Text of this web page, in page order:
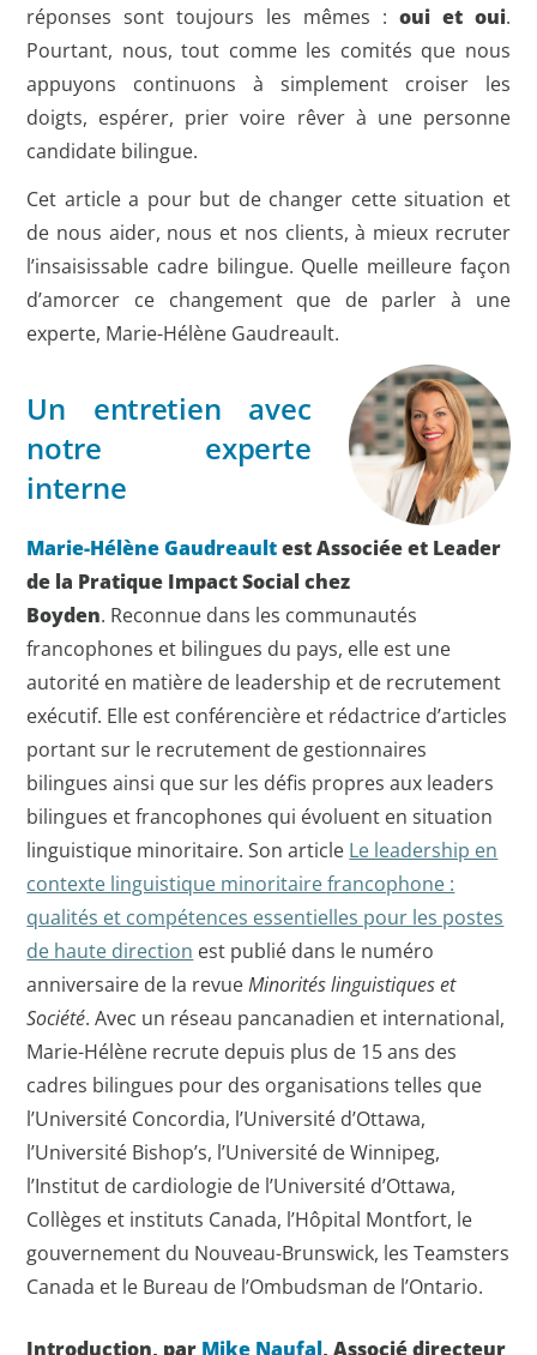
réponses sont toujours les mêmes : oui et oui.
Pourtant, nous, tout comme les comités que nous
appuyons continuons à simplement croiser les
doigts, espérer, prier voire rêver à une personne
candidate bilingue.
Cet article a pour but de changer cette situation et
de nous aider, nous et nos clients, à mieux recruter
l’insaisissable cadre bilingue. Quelle meilleure façon
d’amorcer ce changement que de parler à une
experte, Marie-Hélène Gaudreault.
Un entretien avec
notre experte
interne
Marie-Hélène Gaudreaultest Associée et Leader
de la Pratique Impact Social chez
Boyden. Reconnue dans les communautés
francophones et bilingues du pays, elle est une
autorité en matière de leadership et de recrutement
exécutif. Elle est conférencière et rédactrice d’articles
portant sur le recrutement de gestionnaires
bilingues ainsi que sur les défis propres aux leaders
bilingues et francophones qui évoluent en situation
linguistique minoritaire. Son article Le leadership en
contexte linguistique minoritaire francophone :
qualités et compétences essentielles pour les postes
de haute direction est publié dans le numéro
anniversaire de la revueMinorités linguistiques et
Société. Avec un réseau pancanadien et international,
Marie-Hélène recrute depuis plus de 15 ans des
cadres bilingues pour des organisations telles que
l’Université Concordia, l’Université d’Ottawa,
l’Université Bishop’s, l’Université de Winnipeg,
l’Institut de cardiologie de l’Université d’Ottawa,
Collèges et instituts Canada, l’Hôpital Montfort, le
gouvernement du Nouveau-Brunswick, les Teamsters
Canada et le Bureau de l’Ombudsman de l’Ontario.
Introduction, par Mike Naufal, Associé directeur